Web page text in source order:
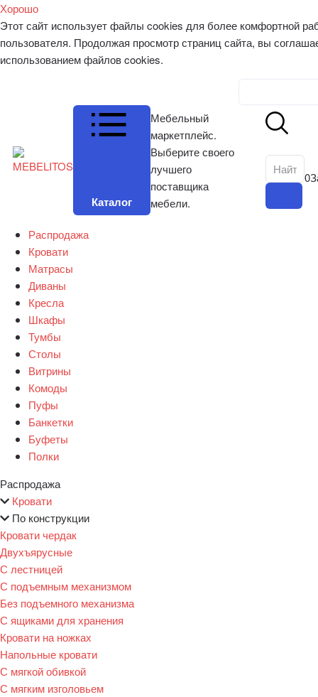
Хорошо
Этот сайт использует файлы cookies для более комфортной
пользователя. Продолжая просмотр страниц сайта, вы
использованием файлов cookies.
Каталог
Мебельный
маркетплейс.
Выберите своего
лучшего
поставщика
мебели.
0
Распродажа
Кровати
Матрасы
Диваны
Кресла
Шкафы
Тумбы
Столы
Витрины
Комоды
Пуфы
Банкетки
Буфеты
Полки
Распродажа
Кровати
По конструкции
Кровати чердак
Двухъярусные
С лестницей
С подъемным механизмом
Без подъемного механизма
С ящиками для хранения
Кровати на ножках
Напольные кровати
С мягкой обивкой
С мягким изголовьем